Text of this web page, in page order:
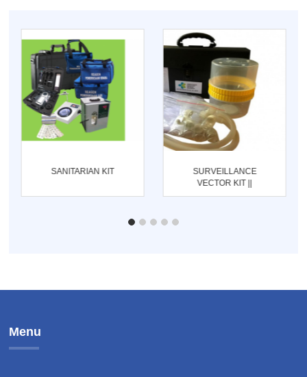
SANITARIAN KIT
SURVEILLANCE
VECTOR KIT ||
ENTOMOLOGI KIT
Menu